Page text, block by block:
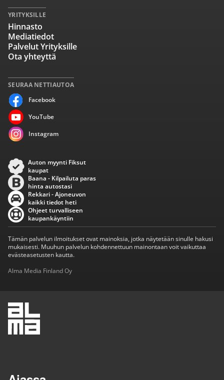
SEURAA NETTIAUTOA
Facebook
YouTube
Instagram
YRITYKSILLE
Hinnasto
Mediatiedot
Palvelut Yrityksille
Ota yhteyttä
Auton myynti Fiksut
kaupat
Baana - Kilpailuta paras
hinta autostasi
Rekkari - Ajoneuvon
kaikki tiedot heti
Ohjeet turvalliseen
kaupankäyntiin
Tämän palvelun ilmoitukset ovat mainoksia, jotka näytetään sinulle hakusi
mukaisesti. Muuhun palvelun kohdennettuun mainontaan voit vaikuttaa
evästeasetusten kautta.
Alma Media Finland Oy